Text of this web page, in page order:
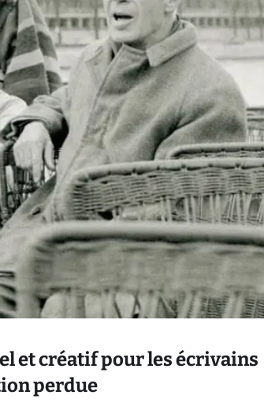
et créatif pour les écrivains
perdue